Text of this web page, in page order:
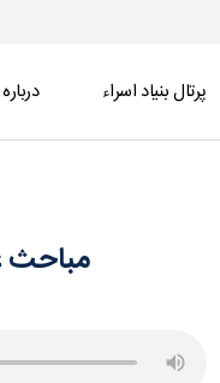
پرتال بنیاد اسراء
مباحث علوم